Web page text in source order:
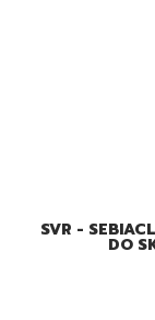
SVR -
DO